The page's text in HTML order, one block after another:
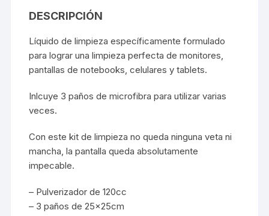
DESCRIPCIÓN
Líquido de limpieza específicamente formulado
para lograr una limpieza perfecta de monitores,
pantallas de notebooks, celulares y tablets.
Inlcuye 3 paños de microfibra para utilizar varias
veces.
Con este kit de limpieza no queda ninguna veta ni
mancha, la pantalla queda absolutamente
impecable.
– Pulverizador de 120cc
– 3 paños de 25x25cm